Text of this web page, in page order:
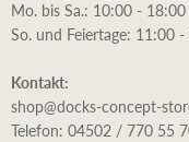
Mo. bis Sa.: 10:00 -
So. und Feiertage: 11:00
Kontakt:
shop@docks-concept-
Telefon: 04502 / 770 55